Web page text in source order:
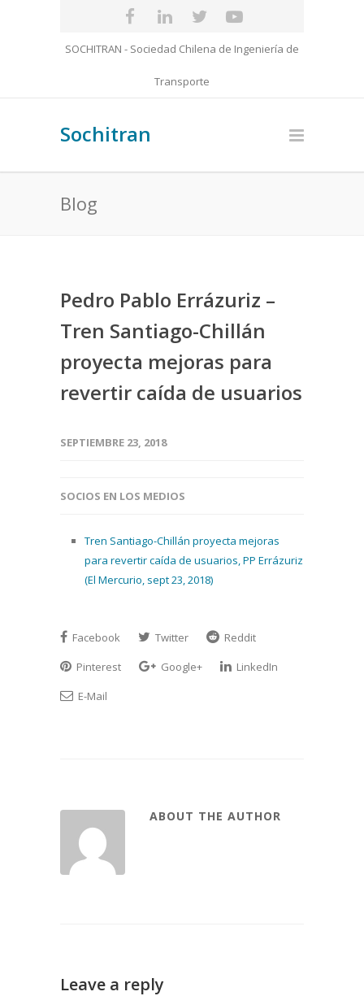
SOCHITRAN - Sociedad Chilena de Ingeniería de
Transporte
Sochitran
Blog
Pedro Pablo Errázuriz –
Tren Santiago-Chillán
proyecta mejoras para
revertir caída de usuarios
SEPTIEMBRE 23, 2018
SOCIOS EN LOS MEDIOS
Tren Santiago-Chillán proyecta mejoras
para revertir caída de usuarios, PP Errázuriz
(El Mercurio, sept 23, 2018)
Facebook Twitter
Reddit
Pinterest
Google+
LinkedIn
E-Mail
ABOUT THE AUTHOR
Leave a reply